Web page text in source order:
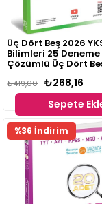
Üç Dört Beş 2026
Bilimleri 25
Çözümlü Üç Dört
₺268,16
₺419,00
Sepete
%36 İndirim